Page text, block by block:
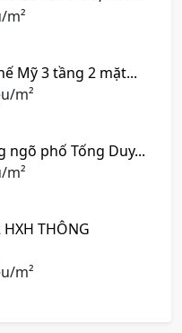
m²
Mỹ 3 tầng 2 mặt...
m²
ngõ phố Tống Duy...
m²
THÔNG
m²